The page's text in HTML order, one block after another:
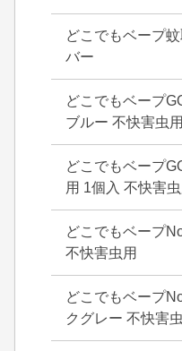
どこでもベープ
バー
どこでもベープ
ブルー 不快害虫用
どこでもベープ
用 1個入 不快害虫
どこでもベープ
不快害虫用
どこでもベープ
クグレー 不快害